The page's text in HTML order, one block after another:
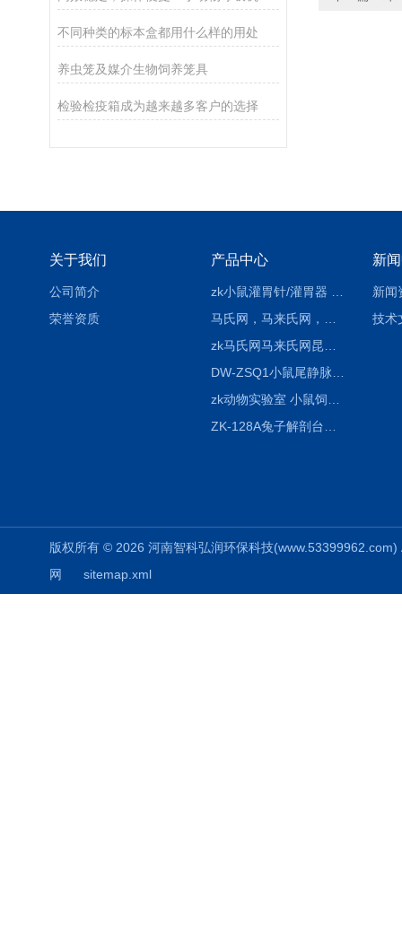
不同种类的标本盒都用什么样的用处
养虫笼及媒介生物饲养笼具
检验检疫箱成为越来越多客户的选择
关于我们
公司简介
荣誉资质
产品中心 新
新闻
技术
版权所有 © 2026 河南智科弘润环保科技
网
sitemap.xml